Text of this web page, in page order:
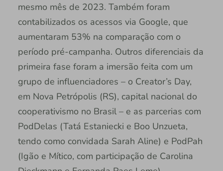
mesmo mês de 2023. Também foram
contabilizados os acessos via Google, que
aumentaram 53% na comparação com o
período pré-campanha. Outros diferenciais da
primeira fase foram a imersão feita com um
grupo de influenciadores – o Creator’s Day,
em Nova Petrópolis (RS), capital nacional do
cooperativismo no Brasil – e as parcerias com
PodDelas (Tatá Estaniecki e Boo Unzueta,
tendo como convidada Sarah Aline) e PodPah
(Igão e Mítico, com participação de Carolina